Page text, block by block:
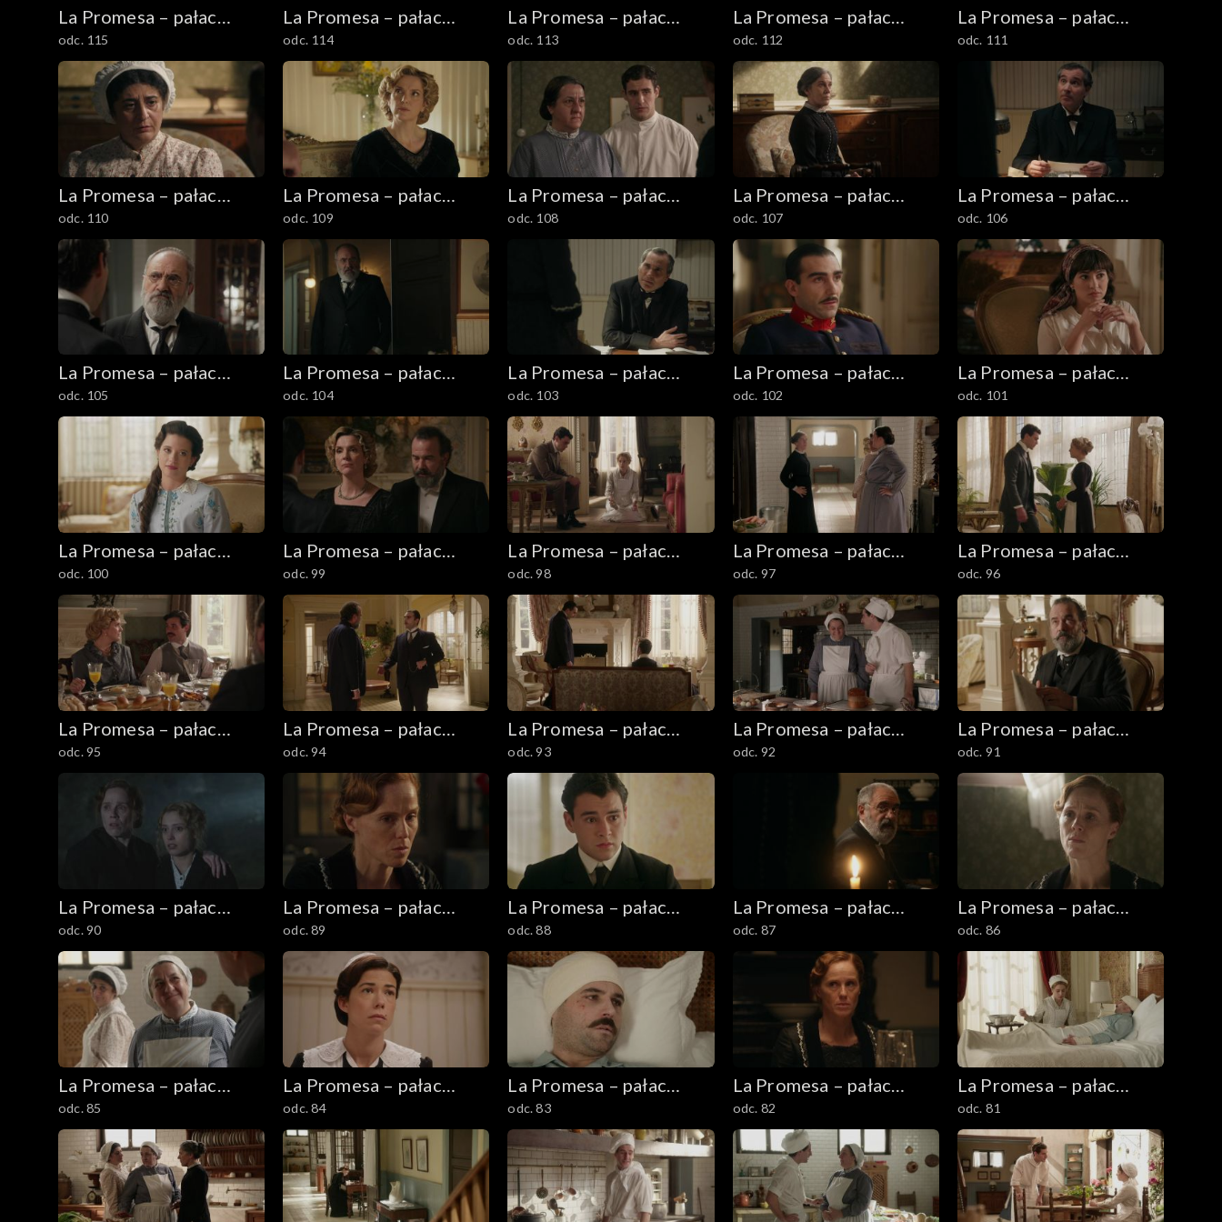
La Promesa – pałac
tajemnic
odc. 115
La Promesa – pałac
tajemnic
odc. 114
La Promesa – pałac
tajemnic
odc. 113
La Promesa – pałac
tajemnic
odc. 112
La Promesa – pałac
tajemnic
odc. 111
La Promesa – pałac
tajemnic
odc. 110
La Promesa – pałac
tajemnic
odc. 109
La Promesa – pałac
tajemnic
odc. 108
La Promesa – pałac
tajemnic
odc. 107
La Promesa – pałac
tajemnic
odc. 106
La Promesa – pałac
tajemnic
odc. 105
La Promesa – pałac
tajemnic
odc. 104
La Promesa – pałac
tajemnic
odc. 103
La Promesa – pałac
tajemnic
odc. 102
La Promesa – pałac
tajemnic
odc. 101
La Promesa – pałac
tajemnic
odc. 100
La Promesa – pałac
tajemnic
odc. 99
La Promesa – pałac
tajemnic
odc. 98
La Promesa – pałac
tajemnic
odc. 97
La Promesa – pałac
tajemnic
odc. 96
La Promesa – pałac
tajemnic
odc. 95
La Promesa – pałac
tajemnic
odc. 94
La Promesa – pałac
tajemnic
odc. 93
La Promesa – pałac
tajemnic
odc. 92
La Promesa – pałac
tajemnic
odc. 91
La Promesa – pałac
tajemnic
odc. 90
La Promesa – pałac
tajemnic
odc. 89
La Promesa – pałac
tajemnic
odc. 88
La Promesa – pałac
tajemnic
odc. 87
La Promesa – pałac
tajemnic
odc. 86
La Promesa – pałac
tajemnic
odc. 85
La Promesa – pałac
tajemnic
odc. 84
La Promesa – pałac
tajemnic
odc. 83
La Promesa – pałac
tajemnic
odc. 82
La Promesa – pałac
tajemnic
odc. 81